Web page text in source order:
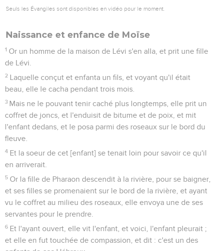
Seuls les Évangiles sont disponibles en vidéo pour le moment.
Naissance et enfance de Moïse
1 Or un homme de la maison de Lévi s'en alla, et prit une fille
de Lévi.
2 Laquelle conçut et enfanta un fils, et voyant qu'il était
beau, elle le cacha pendant trois mois.
3 Mais ne le pouvant tenir caché plus longtemps, elle prit un
coffret de joncs, et l'enduisit de bitume et de poix, et mit
l'enfant dedans, et le posa parmi des roseaux sur le bord du
fleuve.
4 Et la soeur de cet [enfant] se tenait loin pour savoir ce qu'il
en arriverait.
5 Or la fille de Pharaon descendit à la rivière, pour se baigner,
et ses filles se promenaient sur le bord de la rivière, et ayant
vu le coffret au milieu des roseaux, elle envoya une de ses
servantes pour le prendre.
6 Et l'ayant ouvert, elle vit l'enfant, et voici, l'enfant pleurait ;
et elle en fut touchée de compassion, et dit : c'est un des